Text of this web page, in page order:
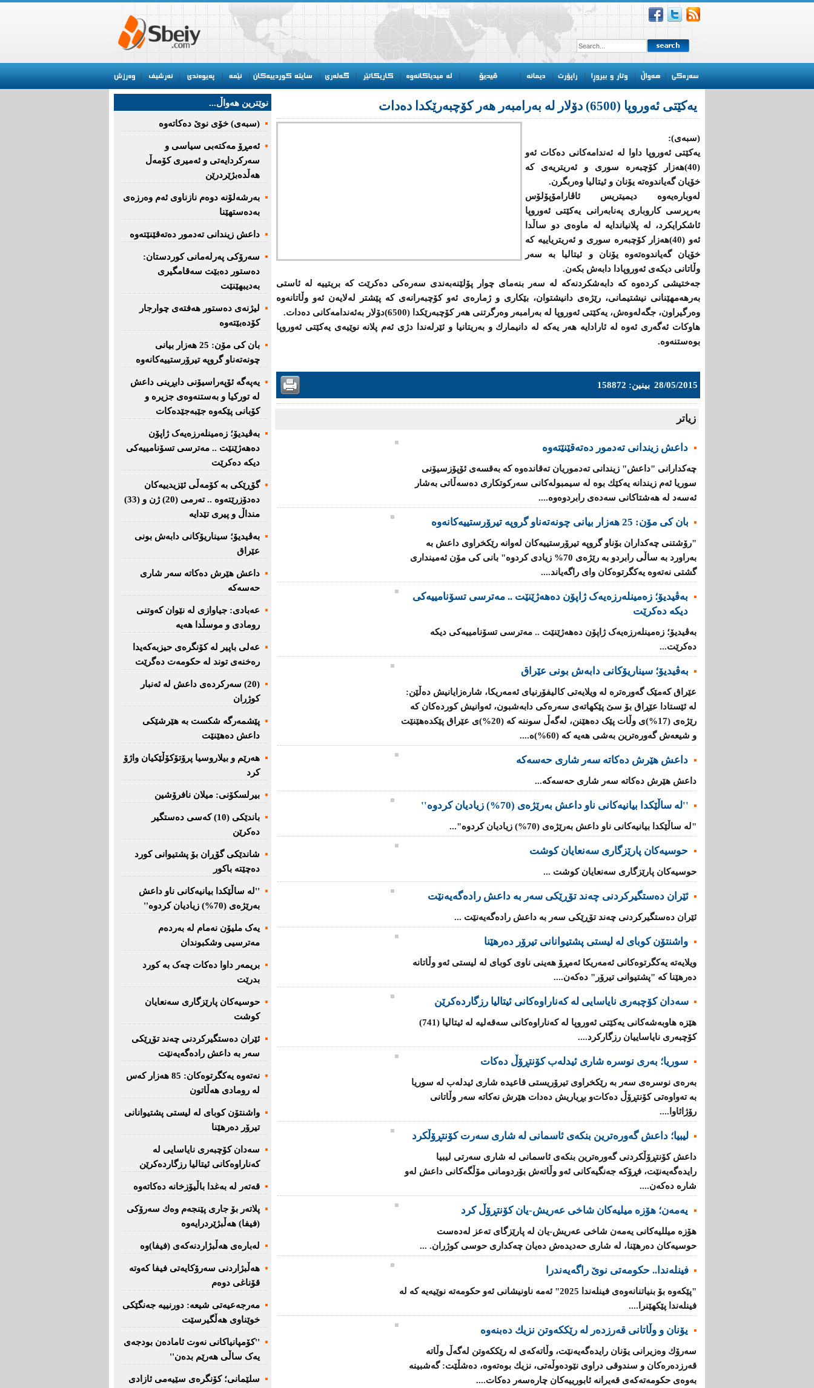
یه‌كێتی‌ ئه‌وروپا (6500) دۆلار له‌ به‌رامبه‌ر هه‌ر كۆچبه‌رێكدا ده‌دات
(سبەی):
یه‌كێتی‌ ئه‌وروپا داوا له‌ ئه‌ندامه‌كانی‌ ده‌كات ئه‌و
(40)هه‌زار كۆچبه‌ره‌ سوری‌ و ئه‌ریتریه‌ی‌ کە
خۆیان گه‌یاندوه‌ته‌ یۆنان و ئیتالیا وه‌ربگرن.
له‌وباره‌یه‌وه‌ دیمیتریس ئاڤارامۆپۆلۆس
به‌رپرسی‌ كاروباری‌ په‌نابه‌رانی‌ یه‌كێتی‌ ئه‌وروپا
ئاشكرایكرد، له‌ پلانیاندایه‌ له‌ ماوه‌ی‌ دو ساڵدا
ئه‌و (40)هه‌زار كۆچبه‌ره‌ سوری‌ و ئه‌ریتریاییه‌ كه‌
خۆیان گه‌یاندوه‌ته‌وه‌ یۆنان و ئیتالیا به‌ سه‌ر
وڵاتانی‌ دیكه‌ی‌ ئه‌وروپادا دابه‌ش بكه‌ن.
جەختیشی‌ كرده‌وه‌ كه‌ دابه‌شكردنه‌كه‌ له‌ سه‌ر بنه‌مای‌ چوار پۆلێنه‌به‌ندی‌ سه‌ره‌كی‌ ده‌كرێت كه‌ بریتییه‌ له‌ ئاستی‌
به‌رهه‌مهێنانی‌ ‌نیشتیمانی‌، رێژه‌ی‌ دانیشتوان، بێكاری‌ و ژماره‌ی‌ ئه‌و كۆچبه‌رانه‌ی‌ كه‌ پێشتر له‌لایه‌ن ئه‌و وڵاتانه‌وه‌
وه‌رگیراون، جگەلەوەش، یه‌كێتی‌ ئه‌وروپا له‌ به‌رامبه‌ر وه‌رگرتنی‌ هه‌ر كۆچبه‌رێكدا (6500)دۆلار به‌ئه‌ندامه‌كانی‌ ده‌دات.
هاوکات ئه‌گه‌ری‌ ئه‌وه‌ له‌ ئارادایه‌ هه‌ر یه‌كە له‌ دانیمارك و به‌ریتانیا و ئێرله‌ندا دژی‌ ئه‌م پلانه‌ نوێیه‌ی‌ یه‌كێتی‌ ئه‌وروپا
بوه‌ستنه‌وه‌.
28/05/2015 بینین: 158872
زیاتر
داعش زیندانی تەدمور دەتەقێنێتەوە
چەكدارانی "داعش" زیندانی تەدموریان تەقاندەوە كە بەقسەی ئۆپۆزسیۆنی
سوریا ئەم زیندانە یەكێك بوە لە سیمبولەكانی سەركوتكاری دەسەڵاتی بەشار
ئەسەد لە هەشتاكانی سەدەی رابردوەوە....
بان كی مۆن: 25 هەزار بیانی چونەتەناو گروپە تیرۆرستییەكانەوە
"رۆشتنی چەكداران بۆناو گروپە تیرۆرستییەكان لەوانە رێكخراوی داعش بە
بەراورد بە ساڵی رابردو بە رێژەی 70% زیادی كردوە" بانی كی مۆن ئەمینداری
گشتی نەتەوە یەكگرتوەكان وای راگەیاند....
بەڤیدیۆ؛ زەمینلەرزەیەک ژاپۆن دەهەژێنێت .. مەترسی تسۆنامییەکی
دیکە دەکرێت
بەڤیدیۆ؛ زەمینلەرزەیەک ژاپۆن دەهەژێنێت .. مەترسی تسۆنامییەکی دیکە
دەکرێت...
بەڤیدیۆ؛ سیناریۆکانی دابەش بونی عێراق
عێراق کەمێک گەورەترە لە ویلایەتی کالیفۆرنیای ئەمەریکا، شارەزایانیش دەڵێن:
لە ئێستادا عێڕاق بۆ سێ پێکهاتەی سەرەکی دابەشبون، ئەوانیش کوردەکان کە
رێژەی (17%)ی وڵات پێک دەهێنن، لەگەڵ سوننە کە (20%)ی عێراق پێکدەهێنێت
و شیعەش گەورەترین بەشی هەیە کە (60%)ە....
داعش هێرش دەکاتە سەر شاری حەسەکە
داعش هێرش دەکاتە سەر شاری حەسەکە...
''لە ساڵێکدا بیانیه‌كانی ناو داعش بەرێژەى (70%) زیادیان کردوە''
"لە ساڵێکدا بیانیه‌كانی ناو داعش بەرێژەى (70%) زیادیان کردوە"...
حوسیەکان پارێزگارى سەنعایان کوشت
حوسیەکان پارێزگارى سەنعایان کوشت ...
ئێران دەستگیرکردنى چه‌ند تۆڕێكی‌ سه‌ر به‌ داعش رادەگەیەنێت
ئێران دەستگیرکردنى چه‌ند تۆڕێكی‌ سه‌ر به‌ داعش رادەگەیەنێت ...
واشنتۆن كوبای لە لیستی پشتیوانانی تیرۆر دەرهێنا
ویلایەتە یەكگرتوەكانی ئەمەریكا ئەمڕۆ هەینی ناوی كوبای لە لیستی ئەو وڵاتانە
دەرهێنا كە "پشتیوانی تیرۆر" دەكەن....
سەدان كۆچبەری نایاسایی لە كەناراوەكانی ئیتالیا رزگاردەكرێن
هێزە هاوبەشەكانی یەكێتی ئەوروپا لە كەناراوەكانی سەقەلیە لە ئیتالیا (741)
كۆچبەری نایاساییان رزگاركرد....
سوریا؛ بەری نوسرە شاری ئیدلەب كۆنتڕۆڵ دەكات
بەرەی نوسرەی سەر بە رێكخراوی تیرۆریستی قاعیدە شاری ئیدلەب لە سوریا
بە تەواوەتی كۆنتڕۆڵ دەكات‌و بڕیاریش دەدات هێرش نەكاتە سەر وڵاتانی
رۆژائاوا....
لیبیا؛ داعش گەورەترین بنكەی ئاسمانی لە شاری سەرت کۆنتڕۆڵکرد
داعش كۆنتڕۆڵکردنی گەورەترین بنكەی ئاسمانی لە شاری سەرتی لیبیا
رایدەگەیەنێت، فڕۆكە جەنگیەكانی ئەو وڵاتەش بۆردومانی مۆڵگەكانی داعش لەو
شارە دەكەن....
یەمەن؛ هۆزە میلیەكان شاخی عەریش-یان كۆنتڕۆڵ كرد
هۆزە میللیەكانی یەمەن شاخی عەریش-یان لە پارێزگای تەعز لەدەست
حوسیەكان دەرهێنا، لە شاری حەدیدەش دەیان چەكداری حوسی كوژران. ...
فینلەندا.. حكومەتی نوێ راگەیەندرا
"پێكەوە بۆ بنیاتنانەوەی فینلەندا 2025" ئەمە ناونیشانی ئەو حكومەتە نوێیەیە كە لە
فینلەندا پێكهێنرا....
یۆنان‌ و وڵاتانی‌ قه‌رزده‌ر له‌ رێککەوتن نزیك ده‌بنه‌وه‌
سه‌رۆك وه‌زیرانی‌ یۆنان رایده‌گه‌یه‌نێت، وڵاته‌كه‌ی‌ له‌ رێکكه‌وتن له‌گه‌ڵ وڵاته‌
قه‌رزده‌ره‌كان‌ و سندوقی‌ دراوی‌ نێوده‌وڵه‌تی، نزیك بوه‌ته‌وه‌، ده‌شڵێت: گه‌شبینه‌
به‌وه‌ی‌ حكومه‌ته‌كه‌ی‌ قه‌یرانه‌ ئابورییه‌كان چاره‌سه‌ر ده‌كات....
نوێترین هه‌واڵ...
(سبەى) خۆى نوێ دەکاتەوە
ئه‌مڕۆ مه‌كته‌بی‌ سیاسی‌ و
سه‌ركردایه‌تی‌ و ئه‌میری‌ كۆمه‌ڵ
هەڵدەبژێردرێن
به‌رشه‌لۆنه‌ دوه‌م نازناوی ئه‌م وه‌رزه‌ی
به‌ده‌ستهێنا
داعش زیندانی تەدمور دەتەقێنێتەوە
سەرۆكی پەرلەمانی كوردستان:
دەستور دەبێت سەقامگیری
بەدیبهێنێت
لیژنەی دەستور هەفتەی چوارجار
كۆدەبێتەوە
بان كی مۆن: 25 هەزار بیانی
چونەتەناو گروپە تیرۆرستییەكانەوە
یەپەگە ئۆپەراسیۆنی دابڕینی داعش
لە تورکیا و بەستنەوەی جزیرە و
کۆبانی پێکەوە جێبەجێدەکات
بەڤیدیۆ؛ زەمینلەرزەیەک ژاپۆن
دەهەژێنێت .. مەترسی تسۆنامییەکی
دیکە دەکرێت
گۆڕێکی بە کۆمەڵی ئێزیدییەکان
دەدۆزرێتەوە .. تەرمی (20) ژن و (33)
منداڵ و پیری تێدایە
بەڤیدیۆ؛ سیناریۆکانی دابەش بونی
عێراق
داعش هێرش دەکاتە سەر شاری
حەسەکە
عه‌بادی: جیاوازی له‌ نێوان کەوتنی
رومادی و موسڵدا هه‌یه‌
عەلی باپیر لە کۆنگرەی حیزبەکەیدا
رەخنەی توند لە حکومەت دەگرێت
(20) سه‌ركرده‌ی داعش لە ئەنبار
کوژران
پێشمەرگە شكست بە هێرشێكی
داعش دەهێنێت
هەرێم و بیلاروسیا پرۆتۆکۆڵێکیان واژۆ
کرد
بیرلسكۆنی: میلان نافرۆشین
باندێکی (10) کەسى دەستگیر
دەکرێن
شاندێکى گۆڕان بۆ پشتیوانی کورد
دەچێتە باکور
''لە ساڵێکدا بیانیه‌كانی ناو داعش
بەرێژەى (70%) زیادیان کردوە''
یەک ملیۆن نەمام لە بەردەم
مەترسیی وشکبوندان
بریمه‌ر داوا دەکات چەک بە کورد
بدرێت
حوسیەکان پارێزگارى سەنعایان
کوشت
ئێران دەستگیرکردنى چه‌ند تۆڕێكی‌
سه‌ر به‌ داعش رادەگەیەنێت
نەتەوە یەكگرتوەكان: 85 هەزار كەس
لە رومادی هەڵاتون
واشنتۆن كوبای لە لیستی پشتیوانانی
تیرۆر دەرهێنا
سەدان كۆچبەری نایاسایی لە
كەناراوەكانی ئیتالیا رزگاردەكرێن
قەتەر لە بەغدا باڵیۆزخانە دەكاتەوە
پلاتەر بۆ جاری پێنجەم وەك سەرۆكی
(فیفا) هەڵبژێردرایەوە
لەبارەی هەڵبژاردنەكەی (فیفا)وە
هەڵبژاردنی سەرۆكایەتی فیفا كەوتە
قۆناغی دوەم
مەرجەعیەتی شیعە: دورنییە جەنگێكی
خوێناوی هەڵگیرسێت
''کۆمپانیاکانی نەوت ئامادەن بودجەی
یەک ساڵی هەرێم بدەن''
سلێمانی؛ كۆنگرەی سێیەمی ئازادی